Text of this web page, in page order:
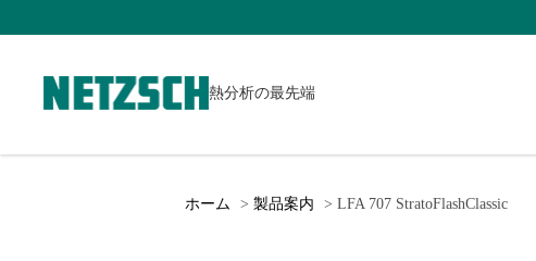
熱分析の最先端
ホーム 製品案内 LFA 707 StratoFlashClassic